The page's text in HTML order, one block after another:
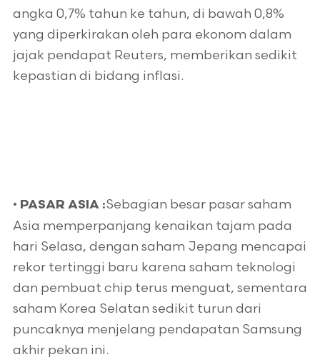
angka 0,7% tahun ke tahun, di bawah 0,8%
yang diperkirakan oleh para ekonom dalam
jajak pendapat Reuters, memberikan sedikit
kepastian di bidang inflasi.
• PASAR ASIA :Sebagian besar pasar saham
Asia memperpanjang kenaikan tajam pada
hari Selasa, dengan saham Jepang mencapai
rekor tertinggi baru karena saham teknologi
dan pembuat chip terus menguat, sementara
saham Korea Selatan sedikit turun dari
puncaknya menjelang pendapatan Samsung
akhir pekan ini.